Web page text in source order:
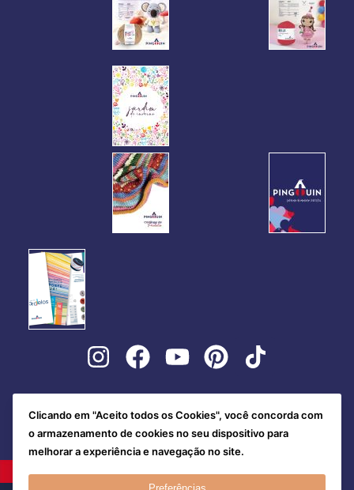
Clicando em "Aceito todos os Cookies", você concorda com
o armazenamento de cookies no seu dispositivo para
melhorar a experiência e navegação no site.